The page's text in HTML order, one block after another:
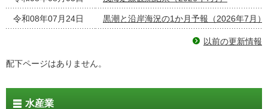
令和08年07月24日 黒潮と沿岸海況の1か月予報（2026年7月）
以前の更新情報
配下ページはありません。
水産業